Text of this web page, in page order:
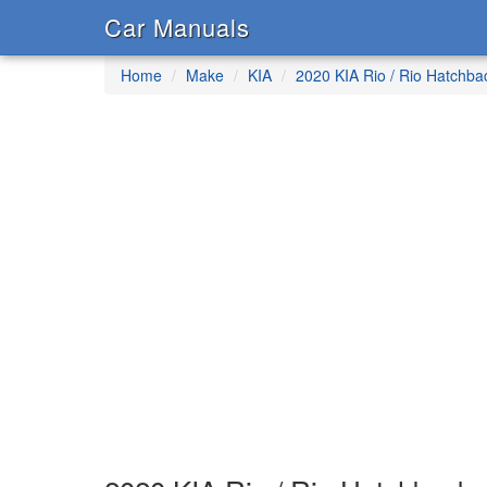
Car Manuals
Home Make KIA 2020 KIA Rio / Rio